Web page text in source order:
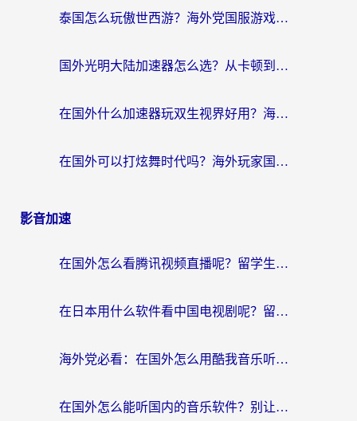
泰国怎么玩傲世西游？海外党国服游戏加速终极攻略（附光明大陆量子特攻实测）
国外光明大陆加速器怎么选？从卡顿到丝滑的终极指南（含德国玩走开外星人墨西哥玩俄罗斯方块技巧）
在国外什么加速器玩双生视界好用？海外党亲测不踩坑的终极指南
在国外可以打炫舞时代吗？海外玩家国服游戏加速全攻略（附实测推荐）
影音加速
在国外怎么看腾讯视频直播呢？留学生亲测有效的回国加速指南
在日本用什么软件看中国电视剧呢？留学生亲测有效的回国加速方案
海外党必看：在国外怎么用酷我音乐听音乐？告别“地区不支持”的实用指南
在国外怎么能听国内的音乐软件？别让版权限制断了你的“中文歌单”